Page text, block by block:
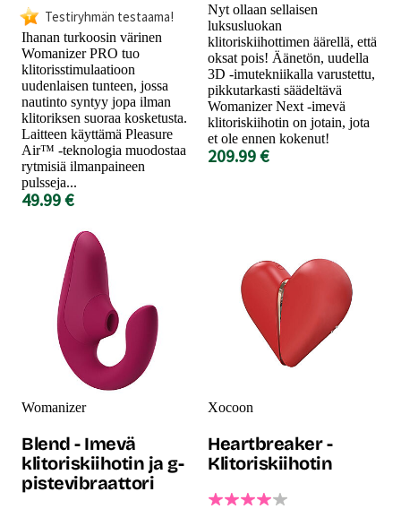
Testiryhmän testaama!
Ihanan turkoosin värinen
Womanizer PRO tuo
klitorisstimulaatioon
uudenlaisen tunteen, jossa
nautinto syntyy jopa ilman
klitoriksen suoraa kosketusta.
Laitteen käyttämä Pleasure
Air™ -teknologia muodostaa
rytmisiä ilmanpaineen
pulsseja...
49.99 €
Nyt ollaan sellaisen
luksusluokan
klitoriskiihottimen äärellä, että
oksat pois! Äänetön, uudella
3D -imutekniikalla varustettu,
pikkutarkasti säädeltävä
Womanizer Next -imevä
klitoriskiihotin on jotain, jota
et ole ennen kokenut!
209.99 €
Womanizer
Blend - Imevä
klitoriskiihotin ja g-
pistevibraattori
Xocoon
Heartbreaker -
Klitoriskiihotin